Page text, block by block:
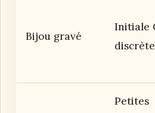
Bijou gravé
Initiale
discrète
Petites